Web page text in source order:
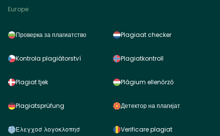
Europe
Проверка за плагиатство
Kontrola plagiátorství
Plagiat tjek
Plagiatsprüfung
Ελεγχοσ λογοκλοπησ
Plagiaat checker
Plagiatkontroll
Plágium ellenőrző
Детектор на плагијат
Verificare plagiat